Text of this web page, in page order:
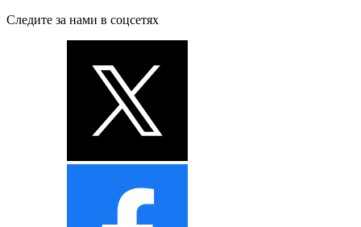
Следите за нами в соцсетях